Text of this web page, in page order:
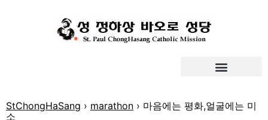
StChongHaSang › marathon › 마음에는 평화,얼굴에는 미
소